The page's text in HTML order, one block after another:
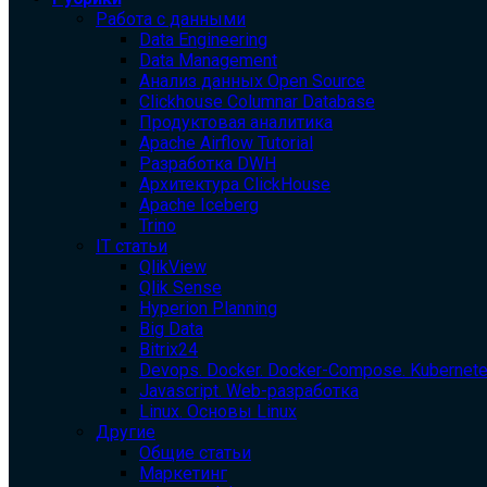
Работа с данными
Data Engineering
Data Management
Анализ данных Open Source
Clickhouse Columnar Database
Продуктовая аналитика
Apache Airflow Tutorial
Разработка DWH
Архитектура ClickHouse
Apache Iceberg
Trino
IT статьи
QlikView
Qlik Sense
Hyperion Planning
Big Data
Bitrix24
Devops. Docker. Docker-Compose.
Javascript. Web-разработка
Linux. Основы Linux
Другие
Общие статьи
Маркетинг